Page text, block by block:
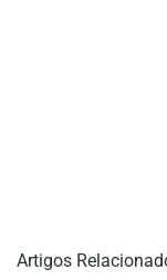
Artigos